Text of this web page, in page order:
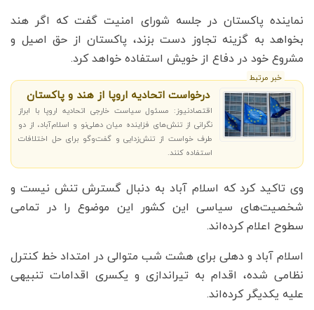
نماینده پاکستان در جلسه شورای امنیت گفت که اگر هند
بخواهد به گزینه تجاوز دست بزند، پاکستان از حق اصیل و
مشروع خود در دفاع از خویش استفاده خواهد کرد.
خبر مرتبط
درخواست اتحادیه اروپا از هند و پاکستان
اقتصادنیوز: مسئول سیاست خارجی اتحادیه اروپا با ابراز
نگرانی از تنش‌های فزاینده میان دهلی‌نو و اسلام‌آباد، از دو
طرف خواست از تنش‌زدایی و گفت‌وگو برای حل اختلافات
استفاده کنند.
وی تاکید کرد که اسلام آباد به دنبال گسترش تنش نیست و
شخصیت‌های سیاسی این کشور این موضوع را در تمامی
سطوح اعلام کرده‌اند.
اسلام آباد و دهلی برای هشت شب متوالی در امتداد خط کنترل
نظامی شده، اقدام به تیراندازی و یکسری اقدامات تنبیهی
علیه یکدیگر کرده‌اند.